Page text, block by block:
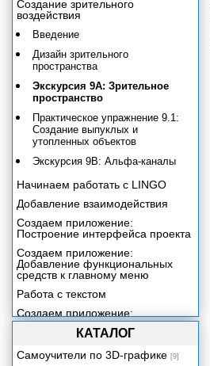
Создание зрительного
воздействия
Введение
Дизайн зрительного
пространства
Экскурсия 9А: Зрительное
пространство
Практическое упражнение 9.1:
Создание выпуклых и
утопленных объектов
Экскурсия 9В: Альфа-каналы
Начинаем работать с LINGO
Добавление взаимодействия
Создаем приложение:
Построение интерфейса проекта
Создаем приложение:
Добавление функциональных
средств к главному меню
Работа с текстом
Создаем приложение:
Построение файла Help
приложение
КАТАЛОГ
Самоучители по 3D-графике [9]